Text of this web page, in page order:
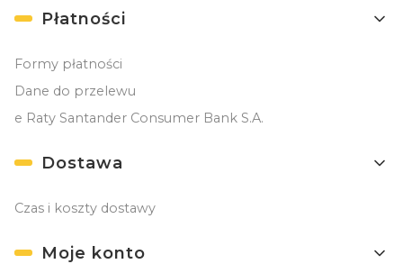
Płatności
Formy płatności
Dane do przelewu
e Raty Santander Consumer Bank S.A.
Dostawa
Czas i koszty dostawy
Moje konto